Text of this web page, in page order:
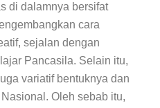
di dalamnya bersifat
cara
sejalan dengan
Pancasila. Selain itu,
variatif bentuknya dan
Oleh sebab itu,